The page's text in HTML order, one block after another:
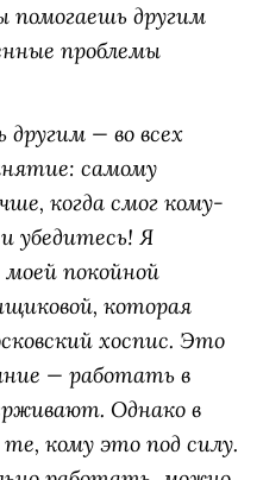
помогаешь другим
проблемы
— во всех
самому
когда смог кому-
убедитесь! Я
моей покойной
которая
хоспис. Это
— работать в
Однако в
кому это под силу.